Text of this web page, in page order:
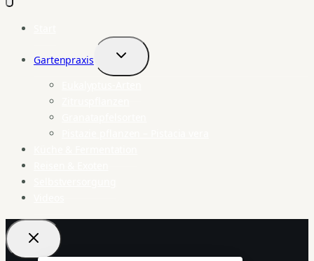
Gartenpraxis
Untermenü
umschalten